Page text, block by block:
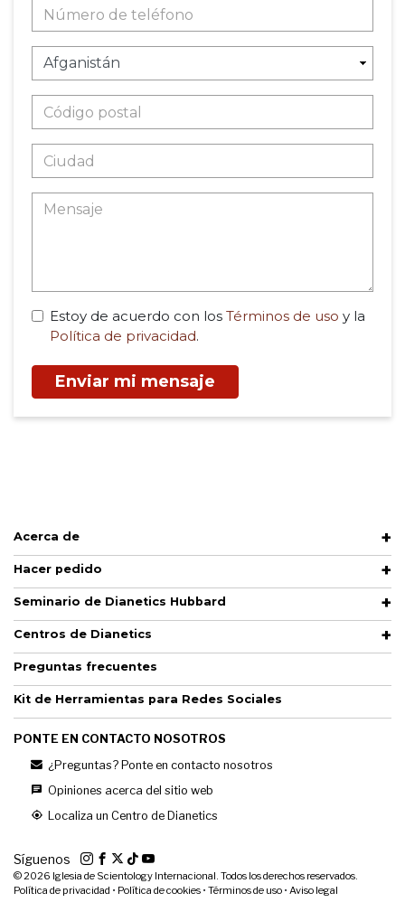
Estoy de acuerdo con los Términos de uso y la
Política de privacidad.
Enviar mi mensaje
Acerca de
Hacer pedido
Seminario de Dianetics Hubbard
Centros de Dianetics
Preguntas frecuentes
Kit de Herramientas para Redes Sociales
PONTE EN CONTACTO NOSOTROS
¿Preguntas? Ponte en contacto nosotros
Opiniones acerca del sitio web
Localiza un Centro de Dianetics
Síguenos
© 2026 Iglesia de Scientology Internacional. Todos los derechos reservados.
Política de privacidad • Política de cookies • Términos de uso • Aviso legal